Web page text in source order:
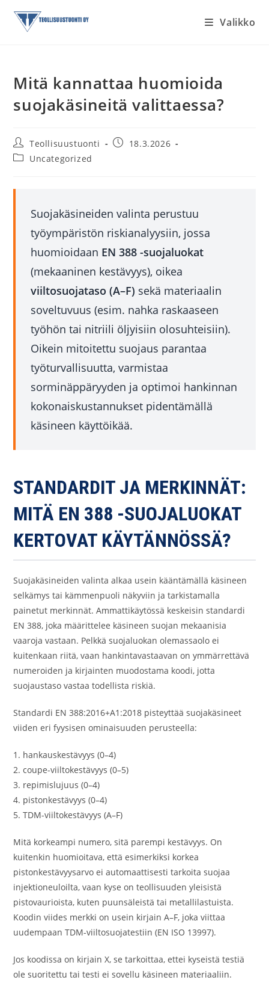
suoraan
Valikko
Mitä kannattaa huomioida
suojakäsineitä valittaessa?
Artikkelin
kirjoittaja:
Teollisuustuonti
Artikkeli18.3.2026
Artikkelin
Uncategorized
Suojakäsineiden valinta perustuu
työympäristön riskianalyysiin, jossa
huomioidaan EN 388 -suojaluokat
(mekaaninen kestävyys), oikea
viiltosuojataso (A–F) sekä materiaalin
soveltuvuus (esim. nahka raskaaseen
työhön tai nitriili öljyisiin olosuhteisiin).
Oikein mitoitettu suojaus parantaa
työturvallisuutta, varmistaa
sorminäppäryyden ja optimoi hankinnan
kokonaiskustannukset pidentämällä
käsineen käyttöikää.
STANDARDIT JA MERKINNÄT:
MITÄ EN 388 -SUOJALUOKAT
KERTOVAT KÄYTÄNNÖSSÄ?
Suojakäsineiden valinta alkaa usein kääntämällä käsineen
selkämys tai kämmenpuoli näkyviin ja tarkistamalla
painetut merkinnät. Ammattikäytössä keskeisin standardi
EN 388, joka määrittelee käsineen suojan mekaanisia
vaaroja vastaan. Pelkkä suojaluokan olemassaolo ei
kuitenkaan riitä, vaan hankintavastaavan on ymmärrettävä
numeroiden ja kirjainten muodostama koodi, jotta
suojaustaso vastaa todellista riskiä.
Standardi EN 388:2016+A1:2018 pisteyttää suojakäsineet
viiden eri fyysisen ominaisuuden perusteella:
1. hankauskestävyys (0–4)
2. coupe-viiltokestävyys (0–5)
3. repimislujuus (0–4)
4. pistonkestävyys (0–4)
5. TDM-viiltokestävyys (A–F)
Mitä korkeampi numero, sitä parempi kestävyys. On
kuitenkin huomioitava, että esimerkiksi korkea
pistonkestävyysarvo ei automaattisesti tarkoita suojaa
injektioneuloilta, vaan kyse on teollisuuden yleisistä
pistovaurioista, kuten puunsäleistä tai metallilastuista.
Koodin viides merkki on usein kirjain A–F, joka viittaa
uudempaan TDM-viiltosuojatestiin (EN ISO 13997).
Jos koodissa on kirjain X, se tarkoittaa, ettei kyseistä testiä
ole suoritettu tai testi ei sovellu käsineen materiaaliin.